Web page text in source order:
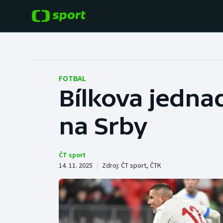
Hokej
Tenis
Cyklistika
Baseball a softbal
Boby a skeleton
Box
FOTBAL
Bílkova
na Srby
ČT sport
14. 11. 2025 | Zdroj: ČT sport, ČTK